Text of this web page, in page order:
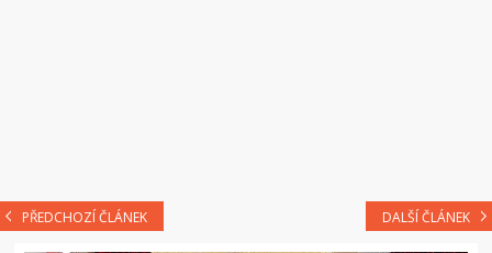
PŘEDCHOZÍ ČLÁNEK DALŠÍ ČLÁNEK